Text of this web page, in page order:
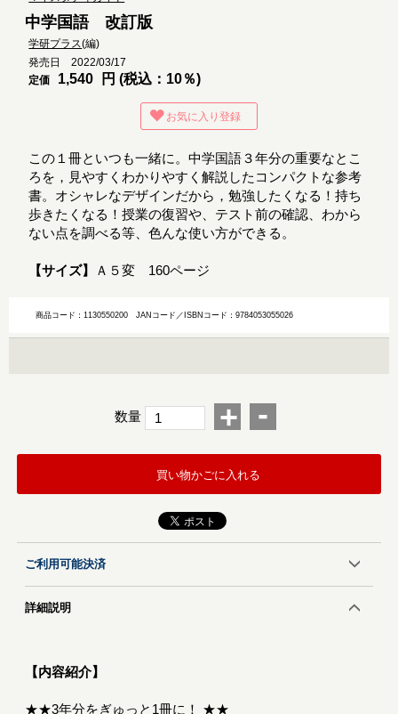
中学国語 改訂版
学研プラス(編)
発売日 2022/03/17
定価
1,540 円 (税込：10％)
お気に入り登録
この１冊といつも一緒に。中学国語３年分の重要なとこ
ろを，見やすくわかりやすく解説したコンパクトな参考
書。オシャレなデザインだから，勉強したくなる！持ち
歩きたくなる！授業の復習や、テスト前の確認、わから
ない点を調べる等、色んな使い方ができる。
【サイズ】 Ａ５変 160ページ
商品コード：1130550200JANコード／ISBNコード：9784053055026
数量 + -
買い物かごに入れる
ご利用可能決済
詳細説明
【内容紹介】
★★3年分をぎゅっと1冊に！ ★★